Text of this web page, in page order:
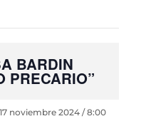
BARDIN
PRECARIO”
17 noviembre 2024 / 8:00